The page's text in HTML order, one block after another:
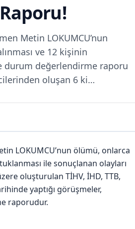
Metin LOKUMCU’nun
ve 12 kişinin
durum değerlendirme raporu
oluşan 6 ki…
LOKUMCU’nun ölümü, onlarca
ile sonuçlanan olayları
oluşturulan TİHV, İHD, TTB,
yaptığı görüşmeler,
raporudur.